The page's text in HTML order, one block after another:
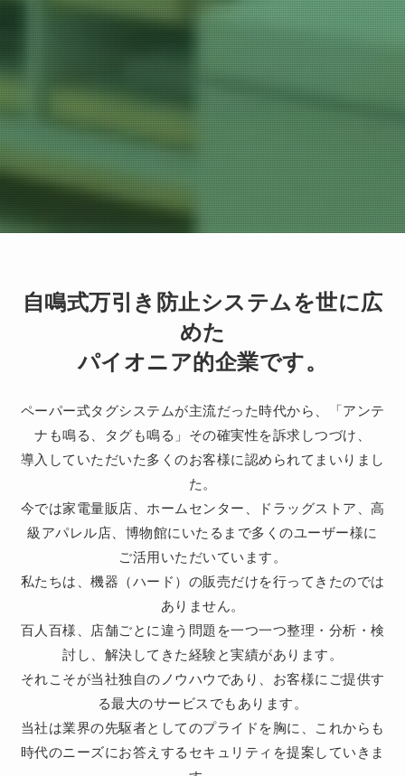
自鳴式万引き防止システムを世に広
めた
パイオニア的企業です。
ペーパー式タグシステムが主流だった時代から、「アンテ
ナも鳴る、タグも鳴る」その確実性を訴求しつづけ、
導入していただいた多くのお客様に認められてまいりまし
た。
今では家電量販店、ホームセンター、ドラッグストア、高
級アパレル店、博物館にいたるまで多くのユーザー様に
ご活用いただいています。
私たちは、機器（ハード）の販売だけを行ってきたのでは
ありません。
百人百様、店舗ごとに違う問題を一つ一つ整理・分析・検
討し、解決してきた経験と実績があります。
それこそが当社独自のノウハウであり、お客様にご提供す
る最大のサービスでもあります。
当社は業界の先駆者としてのプライドを胸に、これからも
時代のニーズにお答えするセキュリティを提案していきま